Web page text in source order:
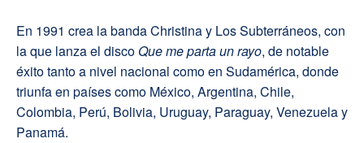
En 1991 crea la banda Christina y Los Subterráneos, con
la que lanza el disco Que me parta un rayo, de notable
éxito tanto a nivel nacional como en Sudamérica, donde
triunfa en países como México, Argentina, Chile,
Colombia, Perú, Bolivia, Uruguay, Paraguay, Venezuela y
Panamá.